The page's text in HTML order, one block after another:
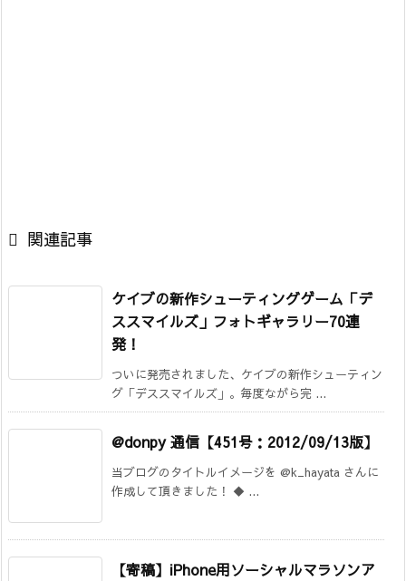
 関連記事
ケイブの新作シューティングゲーム「デ
ススマイルズ」フォトギャラリー70連
発！
ついに発売されました、ケイブの新作シューティン
グ「デススマイルズ」。毎度ながら完 ...
@donpy 通信【451号：2012/09/13版】
当ブログのタイトルイメージを @k_hayata さんに
作成して頂きました！ ◆ ...
【寄稿】iPhone用ソーシャルマラソンア